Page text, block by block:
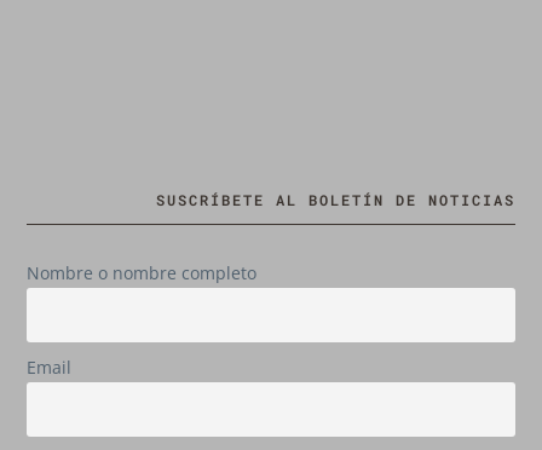
SUSCRÍBETE AL BOLETÍN DE NOTICIAS
Nombre o nombre completo
Email